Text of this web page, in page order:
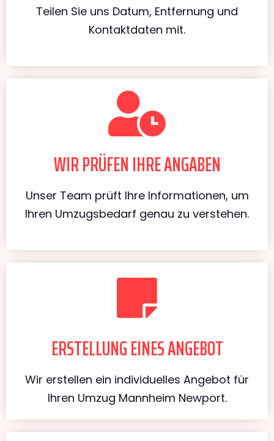
Teilen Sie uns Datum, Entfernung und
Kontaktdaten mit.
WIR PRÜFEN IHRE ANGABEN
Unser Team prüft Ihre Informationen, um
Ihren Umzugsbedarf genau zu verstehen.
ERSTELLUNG EINES ANGEBOT
Wir erstellen ein individuelles Angebot für
Ihren Umzug Mannheim Newport.